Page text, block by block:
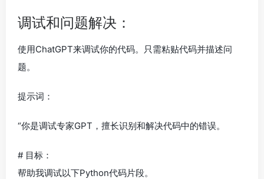
调试和问题解决：
使用ChatGPT来调试你的代码。只需粘贴代码并描述问
题。
提示词：
“你是调试专家GPT，擅长识别和解决代码中的错误。
# 目标：
帮助我调试以下Python代码片段。